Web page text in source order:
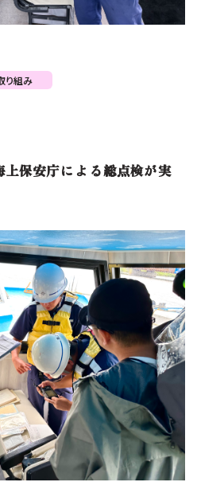
り組み
保安庁による総点検が実